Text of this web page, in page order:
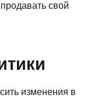
свой
изменения в